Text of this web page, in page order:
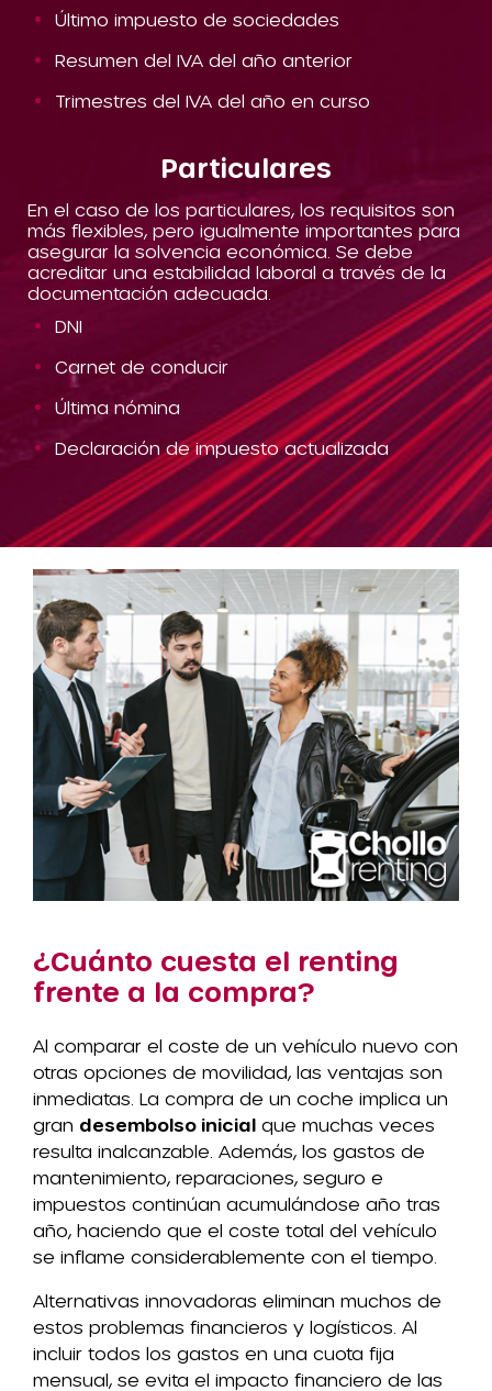
Último impuesto de sociedades
Resumen del IVA del año anterior
Trimestres del IVA del año en curso
Particulares
En el caso de los particulares, los requisitos son
más flexibles, pero igualmente importantes para
asegurar la solvencia económica. Se debe
acreditar una estabilidad laboral a través de la
documentación adecuada.
DNI
Carnet de conducir
Última nómina
Declaración de impuesto actualizada
¿Cuánto cuesta el renting
frente a la compra?
Al comparar el coste de un vehículo nuevo con
otras opciones de movilidad, las ventajas son
inmediatas. La compra de un coche implica un
gran desembolso inicial que muchas veces
resulta inalcanzable. Además, los gastos de
mantenimiento, reparaciones, seguro e
impuestos continúan acumulándose año tras
año, haciendo que el coste total del vehículo
se inflame considerablemente con el tiempo.
Alternativas innovadoras eliminan muchos de
estos problemas financieros y logísticos. Al
incluir todos los gastos en una cuota fija
mensual, se evita el impacto financiero de las